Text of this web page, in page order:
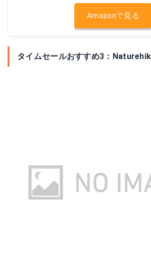
Amazonで見る
タイムセールおすすめ3：